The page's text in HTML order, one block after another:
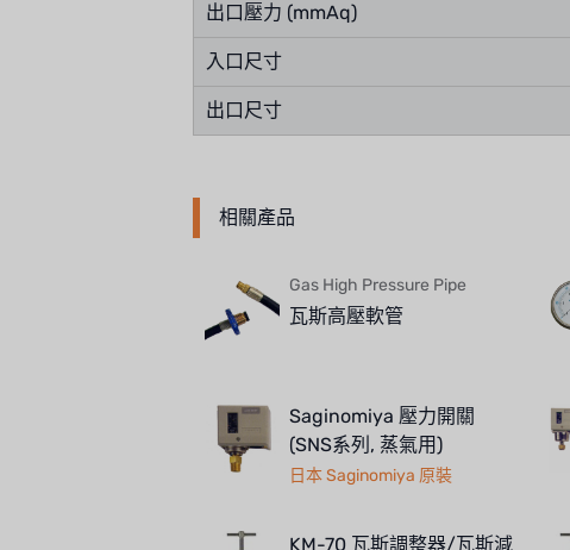
出口壓力 (mmAq)
入口尺寸
出口尺寸
相關產品
Gas High Pressure Pipe
瓦斯高壓軟管
Saginomiya 壓力開關
(SNS系列, 蒸氣用)
日本 Saginomiya 原裝
KM-70 瓦斯調整器/瓦斯減